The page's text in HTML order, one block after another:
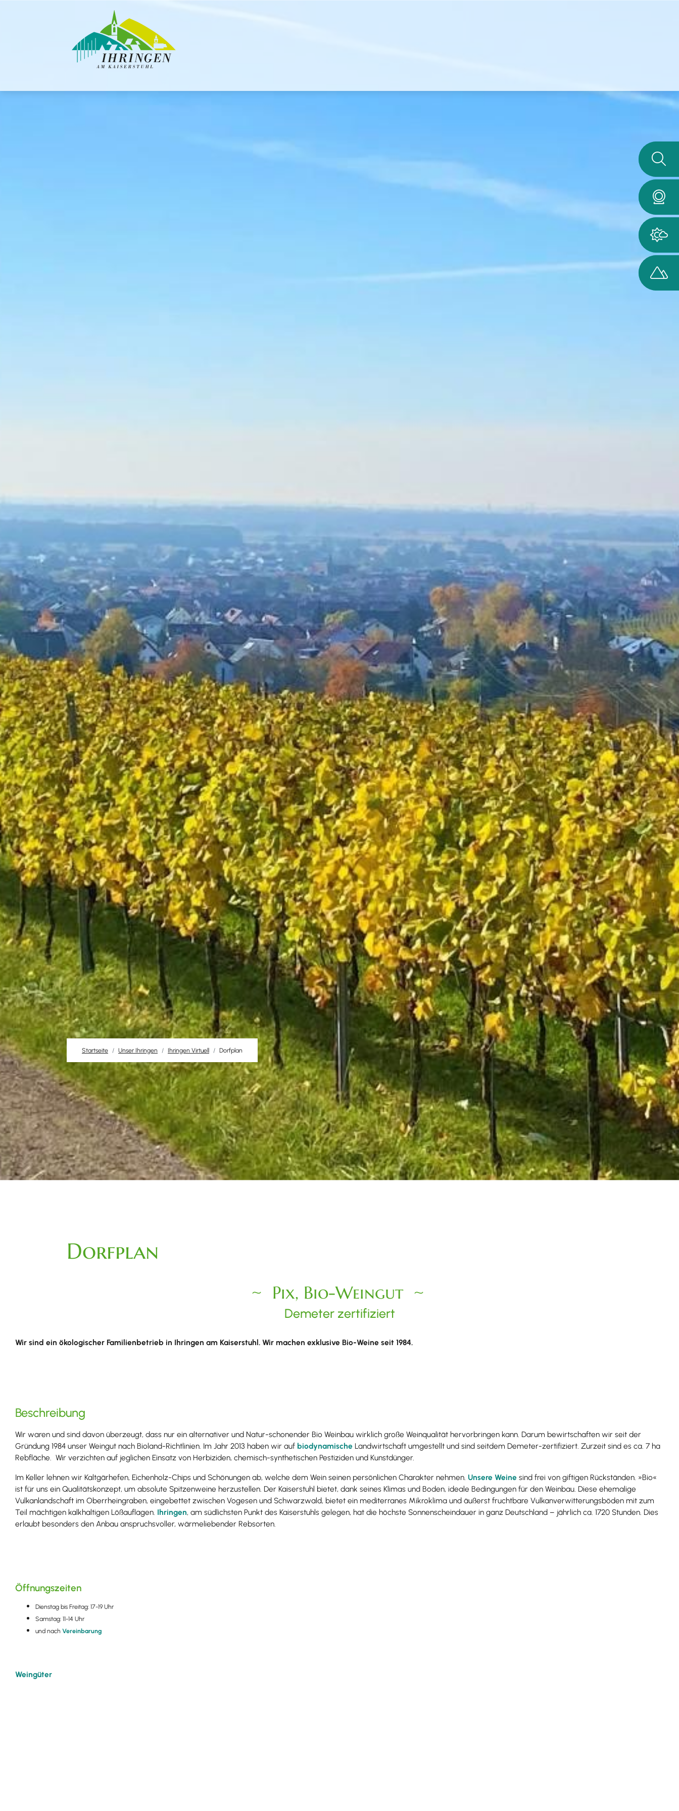
Startseite Unser Ihringen Ihringen Virtuell Dorfplan
Dorfplan
Pix, Bio-Weingut
Demeter zertifiziert
Wir sind ein ökologischer Familienbetrieb in Ihringen am Kaiserstuhl. Wir machen exklusive Bio-Weine seit 1984.
Beschreibung
Wir waren und sind davon überzeugt, dass nur ein alternativer und Natur-­schonender Bio Weinbau wirklich große Weinqualität hervorbringen kann. Darum bewirtschaften wir seit der
Gründung 1984 unser Weingut nach Bioland-Richtlinien. Im Jahr 2013 haben wir auf biodynamische Landwirtschaft umgestellt und sind seitdem Demeter-zertifiziert. Zurzeit sind es ca. 7 ha
Rebfläche.
Wir verzichten auf jeglichen Einsatz von Herbiziden, chemisch-synthetischen Pestiziden und Kunstdünger.
Im Keller lehnen wir Kaltgärhefen, Eichenholz-Chips und Schönungen ab, welche dem Wein seinen persönlichen Charakter nehmen. Unsere Weine sind frei von giftigen Rückständen. »Bio«
ist für uns ein Qualitätskonzept, um absolute Spitzenweine herzustellen. Der Kaiserstuhl bietet, dank seines Klimas und Boden, ideale Bedingungen für den Weinbau. Diese ehemalige
Vulkanlandschaft im Oberrheingraben, eingebettet zwischen Vogesen und Schwarzwald, bietet ein mediterranes Mikroklima und äußerst fruchtbare Vulkanverwitterungsböden mit zum
Teil mächtigen kalkhaltigen Lößauflagen. Ihringen, am südlichsten Punkt des Kaiserstuhls gelegen, hat die höchste Sonnenscheindauer in ganz Deutschland – jährlich ca. 1720 Stunden. Dies
erlaubt besonders den Anbau anspruchsvoller, wärmeliebender Rebsorten.
Öffnungszeiten
Dienstag bis Freitag: 17-19 Uhr
Samstag: 11-14 Uhr
und nach Vereinbarung
Weingüter